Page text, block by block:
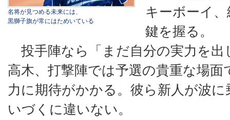
名将が見つめる未来には、
黒獅子旗が常にはためいている
キーボーイ
鍵を握る。
投手陣なら「まだ自分の実力を出
高木、打撃陣では予選の貴重な場
力に期待がかかる。彼ら新人が波
いづくに違いない。